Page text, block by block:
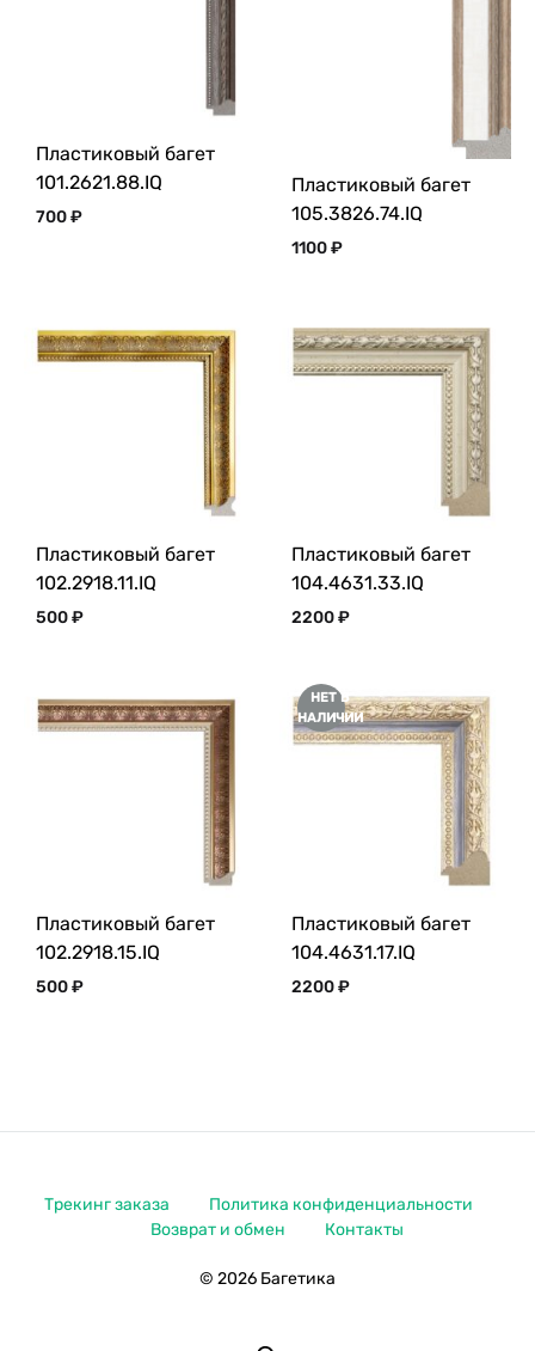
Пластиковый багет
101.2621.88.IQ
700₽
Пластиковый багет
105.3826.74.IQ
1100₽
Пластиковый багет
102.2918.11.IQ
500₽
Пластиковый багет
104.4631.33.IQ
2200₽
Пластиковый багет
102.2918.15.IQ
500₽
НЕТ В
НАЛИЧИИ
Пластиковый багет
104.4631.17.IQ
2200₽
© 2026 Багетика
Трекинг заказа
Политика конфиденциальности
Возврат и обмен
Контакты